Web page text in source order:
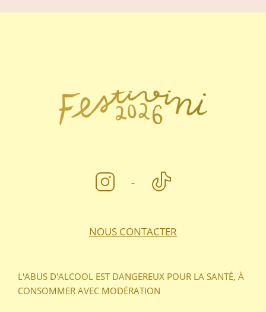
NOUS CONTACTER
L'ABUS D'ALCOOL EST DANGEREUX POUR LA SANTÉ, À
CONSOMMER AVEC MODÉRATION